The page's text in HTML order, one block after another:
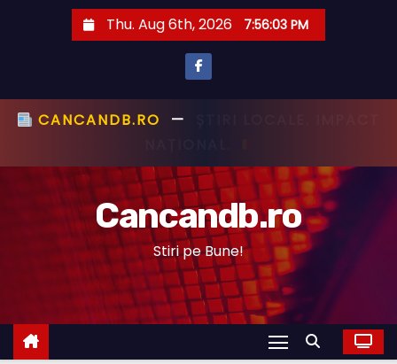
Thu. Aug 6th, 2026 7:56:04 PM
CANCANDB.RO—
Cancandb.ro
Stiri pe Bune!